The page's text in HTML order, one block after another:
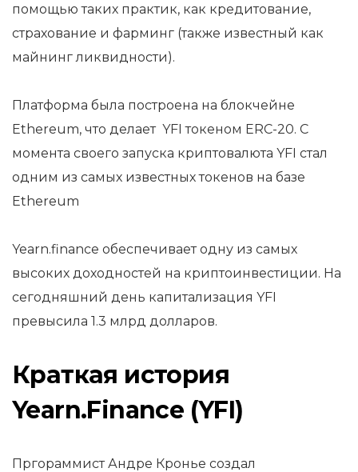
помощью таких практик, как кредитование,
страхование и фарминг (также известный как
майнинг ликвидности).
Платформа была построена на блокчейне
Ethereum, что делает YFI токеном ERC-20. С
момента своего запуска криптовалюта YFI стал
одним из самых известных токенов на базе
Ethereum
Yearn.finance обеспечивает одну из самых
высоких доходностей на криптоинвестиции. На
сегодняшний день капитализация YFI
превысила 1.3 млрд долларов.
Краткая история
Yearn.Finance (YFI)
Пргораммист Андре Кронье создал